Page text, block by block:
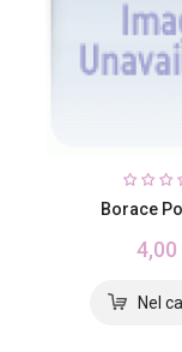
Borace
4,00